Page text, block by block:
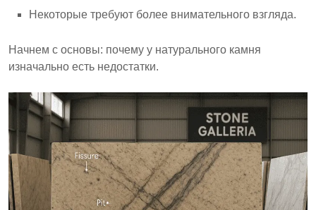
ямки и узкие трещины, в то время как
обоснованные решения о покупке.
Некоторые требуют более внимательного взгляда.
Начнем с основы: почему у натурального камня
изначально есть недостатки.